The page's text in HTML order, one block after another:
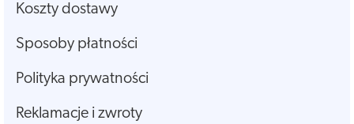
Koszty dostawy
Sposoby płatności
Polityka prywatności
Reklamacje i zwroty